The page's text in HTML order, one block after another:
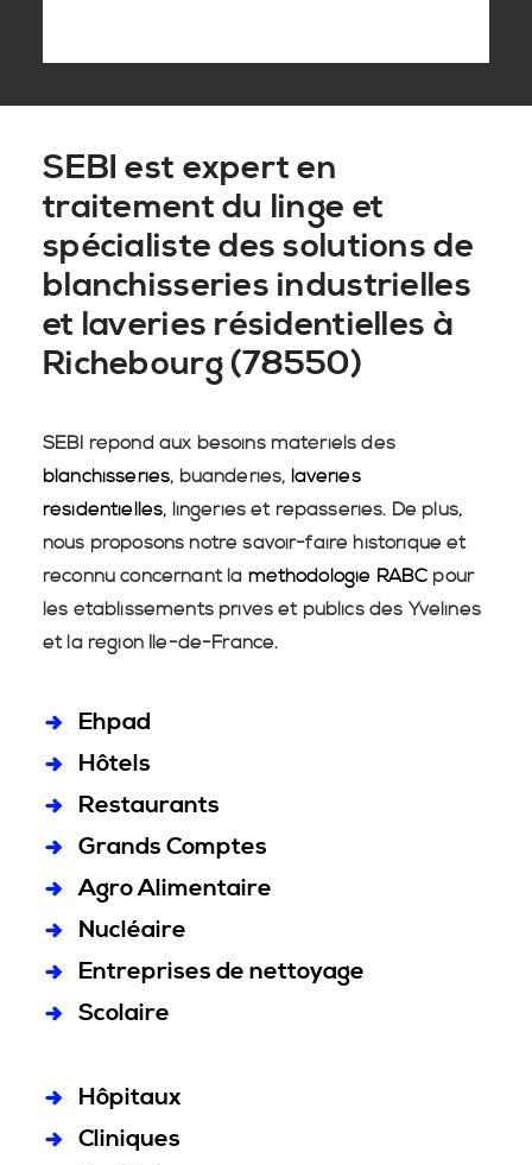
SEBI est expert en
traitement du linge et
spécialiste des solutions de
blanchisseries industrielles
et laveries résidentielles à
Richebourg (78550)
SEBI répond aux besoins matériels des
blanchisseries, buanderies, laveries
résidentielles, lingeries et repasseries. De plus,
nous proposons notre savoir-faire historique et
reconnu concernant la méthodologie RABC pour
les établissements privés et publics des Yvelines
et la région Île-de-France.
Ehpad
Hôtels
Restaurants
Grands Comptes
Agro Alimentaire
Nucléaire
Entreprises de nettoyage
Scolaire
Hôpitaux
Cliniques